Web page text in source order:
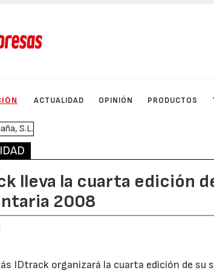
ACTUALIDAD OPINIÓN PRODUCTOS
lleva la cuarta edición
2008
IDtrack organizará la cuarta edición de